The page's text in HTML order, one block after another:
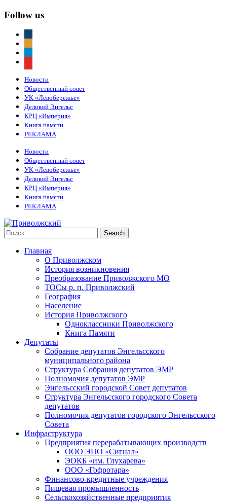
Follow us
Новости
Общественный совет
УК «Левобережье»
Деловой Энгельс
КРЦ «Империя»
Книга памяти
РЕКЛАМА
Новости
Общественный совет
УК «Левобережье»
Деловой Энгельс
КРЦ «Империя»
Книга памяти
РЕКЛАМА
Главная
О Приволжском
История возникновения
Преобразование Приволжского МО
ТОСы р. п. Приволжский
География
Население
История Приволжского
Одноклассники Приволжского
Книга Памяти
Депутаты
Собрание депутатов Энгельсского
муниципального района
Структура Собрания депутатов ЭМР
Полномочия депутатов ЭМР
Энгельсский городской Совет депутатов
Структура Энгельсского городского Совета
депутатов
Полномочия депутатов городского Энгельсского
Совета
Инфраструктура
Предприятия перерабатывающих производств
ООО ЭПО «Сигнал»
ЭОКБ «им. Глухарева»
ООО «Гофротара»
Финансово-кредитные учреждения
Пищевая промышленность
Сельскохозяйственные предприятия